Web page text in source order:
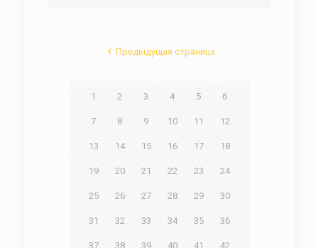
Предыдущая страница
1 2 3 4 5 6
7 8 9 10 11 12
13 14 15 16 17 18
19 20 21 22 23 24
25 26 27 28 29 30
31 32 33 34 35 36
37 38 39 40 41 42